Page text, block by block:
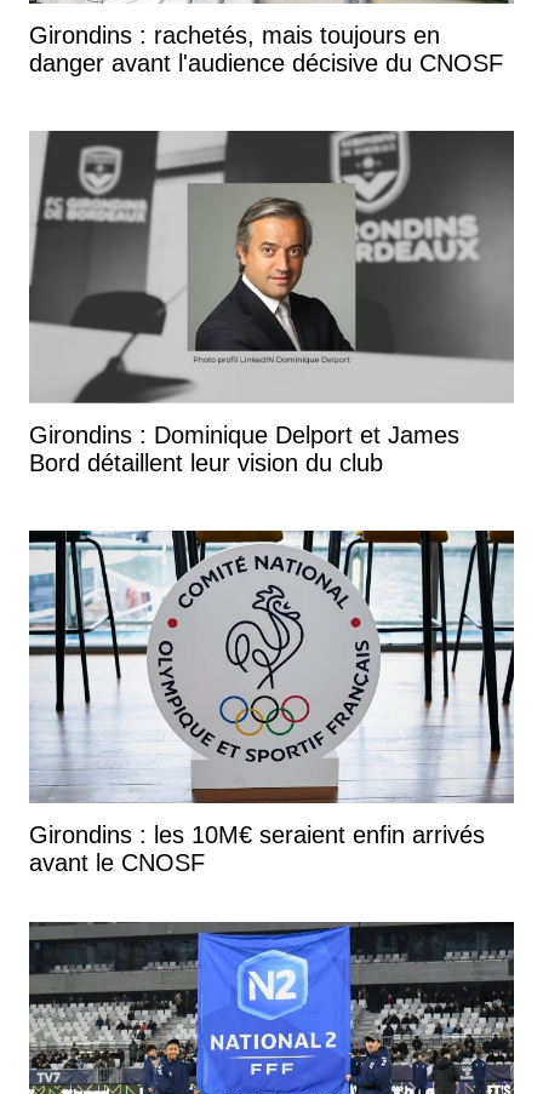
Girondins : rachetés, mais toujours en
danger avant l'audience décisive du CNOSF
Girondins : Dominique Delport et James
Bord détaillent leur vision du club
Girondins : les 10M€ seraient enfin arrivés
avant le CNOSF